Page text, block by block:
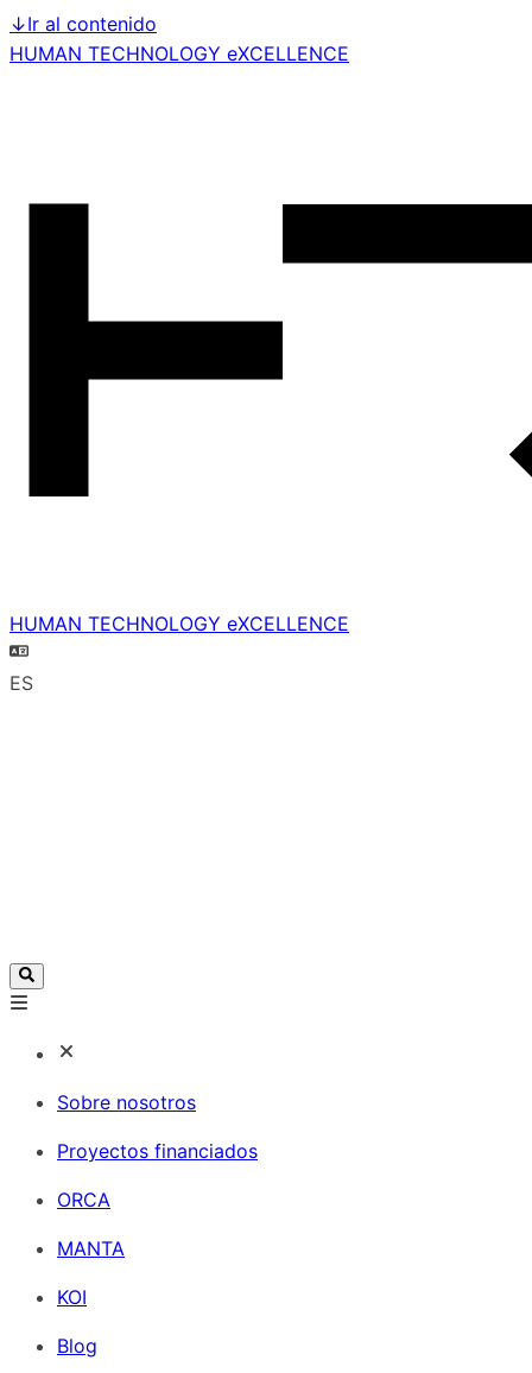
↓Ir al contenido
HUMAN TECHNOLOGY eXCELLENCE
HUMAN TECHNOLOGY eXCELLENCE
ES
Sobre nosotros
Proyectos financiados
ORCA
MANTA
KOI
Blog